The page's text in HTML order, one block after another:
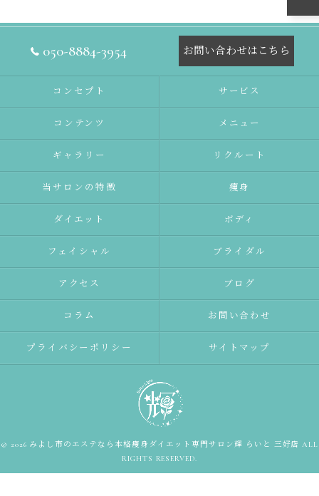
050-8884-3954 お問い合わせはこちら
コンセプト サービス
コンテンツ メニュー
ギャラリー リクルート
当サロンの特徴 痩身
ダイエット ボディ
フェイシャル ブライダル
アクセス ブログ
コラム お問い合わせ
プライバシーポリシー サイトマップ
© 2026 みよし市のエステなら本格痩身ダイエット専門サロン輝 らいと 三好店 ALL
RIGHTS RESERVED.